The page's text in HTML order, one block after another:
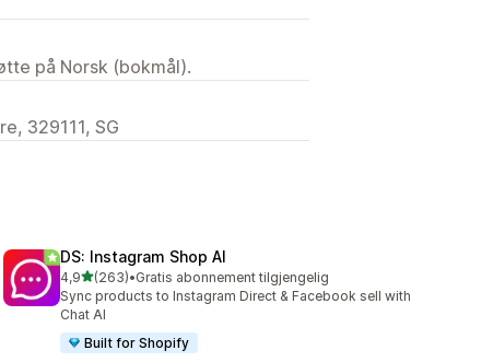
på Norsk (bokmål).
329111, SG
DS: Instagram Shop AI
4,9av 5 stjerner
(263)
Totalt 263 omtaler
•Gratis abonnement tilgjengelig
Sync products to Instagram Direct & Facebook sell with
Chat AI
Built for Shopify